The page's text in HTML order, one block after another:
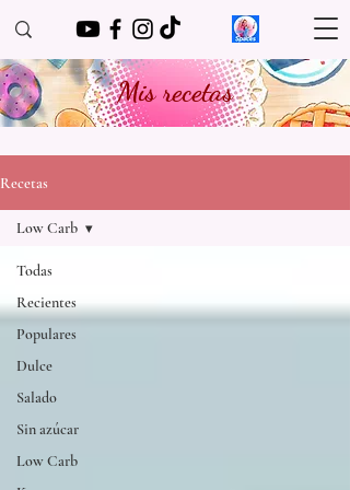
Mis recetas
Recetas
Todas
Recientes
Populares
Dulce
Salado
Sin azúcar
Low Carb
Low Carb